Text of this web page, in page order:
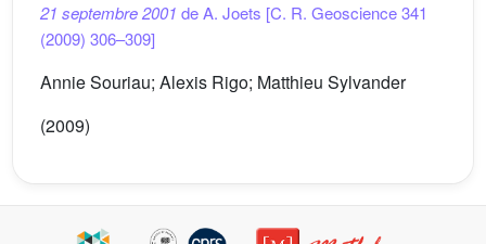
21 septembre 2001 de A. Joets [C. R. Geoscience 341
(2009) 306–309]
Annie Souriau; Alexis Rigo; Matthieu Sylvander
(2009)